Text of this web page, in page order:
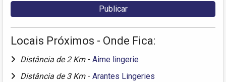
Locais Próximos - Onde Fica:
Distância de 2 Km - Aime lingerie
Distância de 3 Km - Arantes Lingeries